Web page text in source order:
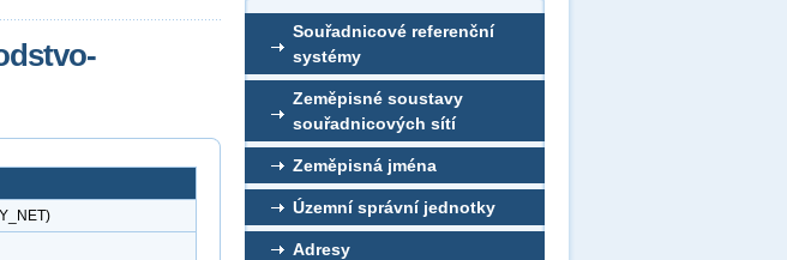
Souřadnicové referenční
systémy
Zeměpisné soustavy
souřadnicových sítí
Zeměpisná jména
Územní správní jednotky
Adresy